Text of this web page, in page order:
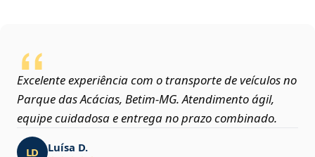
Excelente experiência com o transporte de veículos no
Parque das Acácias, Betim‑MG. Atendimento ágil,
equipe cuidadosa e entrega no prazo combinado.
LD Luísa D.